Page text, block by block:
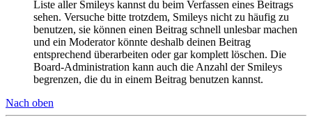
Liste aller Smileys kannst du beim Verfassen eines Beitrags
sehen. Versuche bitte trotzdem, Smileys nicht zu häufig zu
benutzen, sie können einen Beitrag schnell unlesbar machen
und ein Moderator könnte deshalb deinen Beitrag
entsprechend überarbeiten oder gar komplett löschen. Die
Board-Administration kann auch die Anzahl der Smileys
begrenzen, die du in einem Beitrag benutzen kannst.
Nach oben